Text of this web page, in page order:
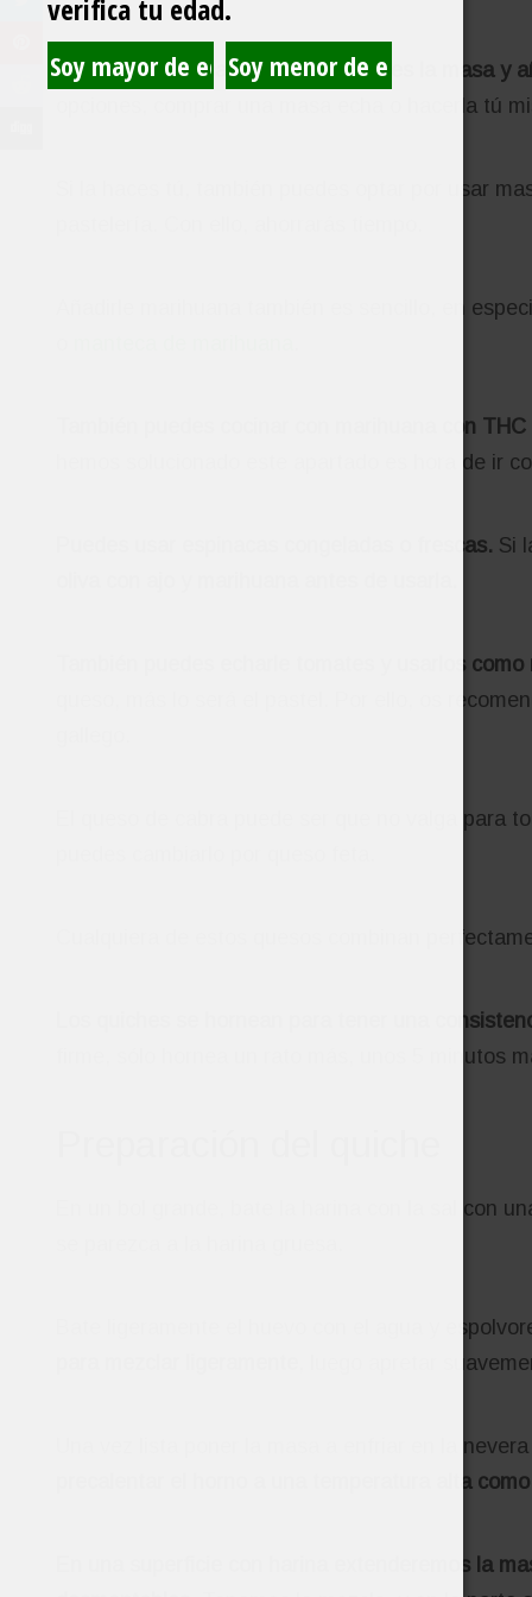
La única complicación de la receta es la masa y
opciones, comprar una masa echa o hacerla tú
Si la haces tú, también puedes optar por usar
Añadirle marihuana también es sencillo, en
También puedes cocinar con marihuana con
hemos solucionado este apartado es hora de ir
Puedes usar espinacas congeladas o frescas. Si
También puedes echarle tomates y usarlos
queso, más lo será el pastel. Por ello, os
El queso de cabra puede ser que no valga para
Cualquiera de estos quesos combinan
Los quiches se hornean para tener una
firme, sólo hornea un rato más, unos 5 minutos
En un bol grande, bate la harina con la sal con
Bate ligeramente el huevo con el agua y
, luego apretar
Una vez lista poner la masa a enfriar en la
precalentar el horno a una temperatura alta
En una superficie con harina extenderemos la
verifica tu edad.